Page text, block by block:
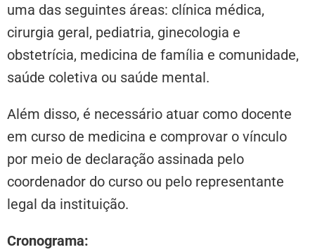
uma das seguintes áreas: clínica médica,
cirurgia geral, pediatria, ginecologia e
obstetrícia, medicina de família e comunidade,
saúde coletiva ou saúde mental.
Além disso, é necessário atuar como docente
em curso de medicina e comprovar o vínculo
por meio de declaração assinada pelo
coordenador do curso ou pelo representante
legal da instituição.
Cronograma: